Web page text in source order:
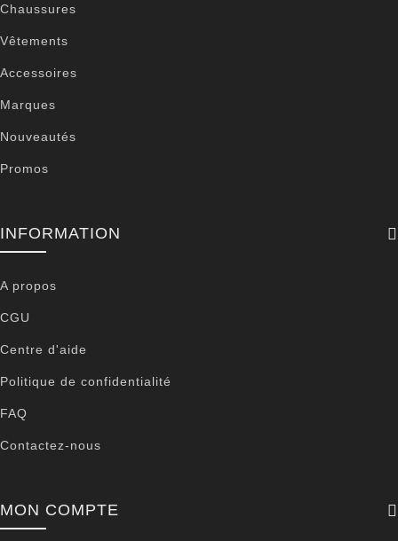
Chaussures
Vêtements
Accessoires
Marques
Nouveautés
Promos
INFORMATION
A propos
CGU
Centre d'aide
Politique de confidentialité
FAQ
Contactez-nous
MON COMPTE